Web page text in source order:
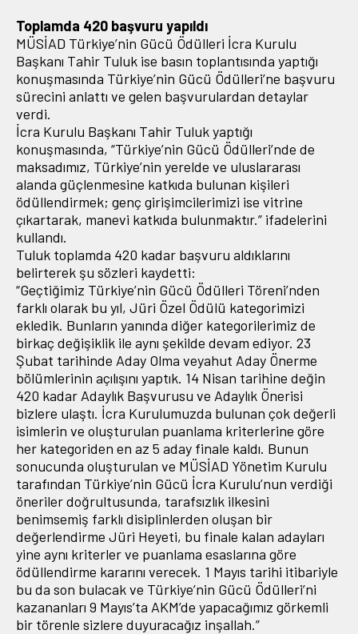
Toplamda 420 başvuru yapıldı
MÜSİAD Türkiye’nin Gücü Ödülleri İcra Kurulu
Başkanı Tahir Tuluk ise basın toplantısında yaptığı
konuşmasında Türkiye’nin Gücü Ödülleri’ne başvuru
sürecini anlattı ve gelen başvurulardan detaylar
verdi.
İcra Kurulu Başkanı Tahir Tuluk yaptığı
konuşmasında, “Türkiye’nin Gücü Ödülleri’nde de
maksadımız, Türkiye’nin yerelde ve uluslararası
alanda güçlenmesine katkıda bulunan kişileri
ödüllendirmek; genç girişimcilerimizi ise vitrine
çıkartarak, manevi katkıda bulunmaktır.” ifadelerini
kullandı.
Tuluk toplamda 420 kadar başvuru aldıklarını
belirterek şu sözleri kaydetti:
“Geçtiğimiz Türkiye’nin Gücü Ödülleri Töreni’nden
farklı olarak bu yıl, Jüri Özel Ödülü kategorimizi
ekledik. Bunların yanında diğer kategorilerimiz de
birkaç değişiklik ile aynı şekilde devam ediyor. 23
Şubat tarihinde Aday Olma veyahut Aday Önerme
bölümlerinin açılışını yaptık. 14 Nisan tarihine değin
420 kadar Adaylık Başvurusu ve Adaylık Önerisi
bizlere ulaştı. İcra Kurulumuzda bulunan çok değerli
isimlerin ve oluşturulan puanlama kriterlerine göre
her kategoriden en az 5 aday finale kaldı. Bunun
sonucunda oluşturulan ve MÜSİAD Yönetim Kurulu
tarafından Türkiye’nin Gücü İcra Kurulu’nun verdiği
öneriler doğrultusunda, tarafsızlık ilkesini
benimsemiş farklı disiplinlerden oluşan bir
değerlendirme Jüri Heyeti, bu finale kalan adayları
yine aynı kriterler ve puanlama esaslarına göre
ödüllendirme kararını verecek. 1 Mayıs tarihi itibariyle
bu da son bulacak ve Türkiye’nin Gücü Ödülleri’ni
kazananları 9 Mayıs’ta AKM’de yapacağımız görkemli
bir törenle sizlere duyuracağız inşallah.”